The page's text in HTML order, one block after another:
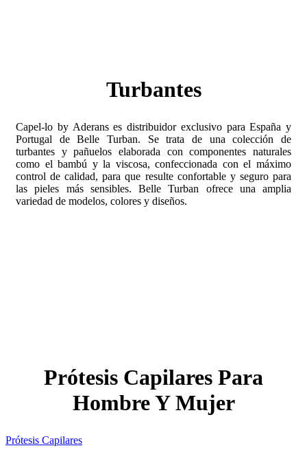
Turbantes
Capel-lo by Aderans es distribuidor exclusivo para España y
Portugal de Belle Turban. Se trata de una colección de
turbantes y pañuelos elaborada con componentes naturales
como el bambú y la viscosa, confeccionada con el máximo
control de calidad, para que resulte confortable y seguro para
las pieles más sensibles. Belle Turban ofrece una amplia
variedad de modelos, colores y diseños.
Prótesis Capilares Para
Hombre Y Mujer
Prótesis Capilares